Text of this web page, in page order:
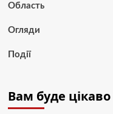
Область
Огляди
Події
Вам буде цікаво